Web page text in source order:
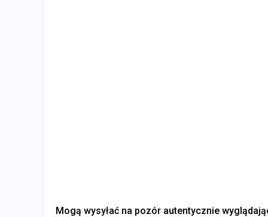
Mogą wysyłać na pozór autentycznie